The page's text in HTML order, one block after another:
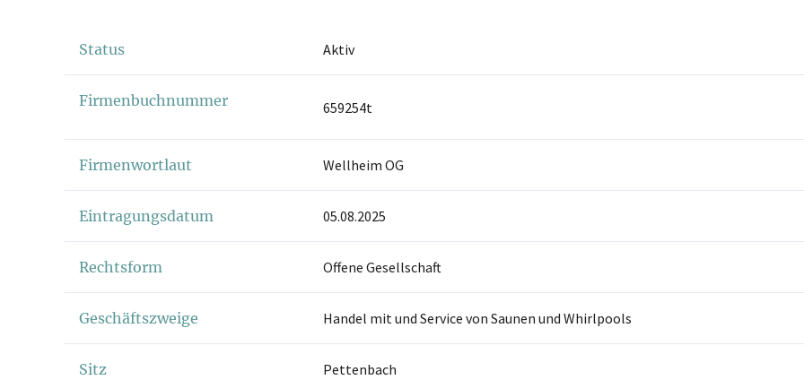
Status Aktiv
Firmenbuchnummer 659254t
Firmenwortlaut Wellheim OG
Eintragungsdatum 05.08.2025
Rechtsform Offene Gesellschaft
Geschäftszweige Handel mit und Service von Saunen und Whirlpools
Sitz Pettenbach